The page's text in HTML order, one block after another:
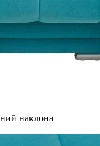
наклона